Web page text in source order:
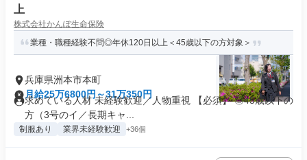
上
株式会社かんぽ生命保険
業種・職種経験不問◎年休120日以上＜45歳以下の方対象＞
兵庫県洲本市本町
月給25万6800円～31万350円
求めている人材 未経験歓迎／人物重視 【必須】 ◎45歳以下の
方（3号のイ／長期キャ...
制服あり 業界未経験歓迎 +36個